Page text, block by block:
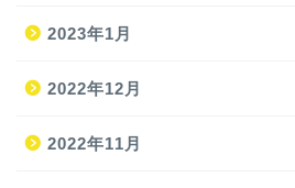
2023年1月
2022年12月
2022年11月